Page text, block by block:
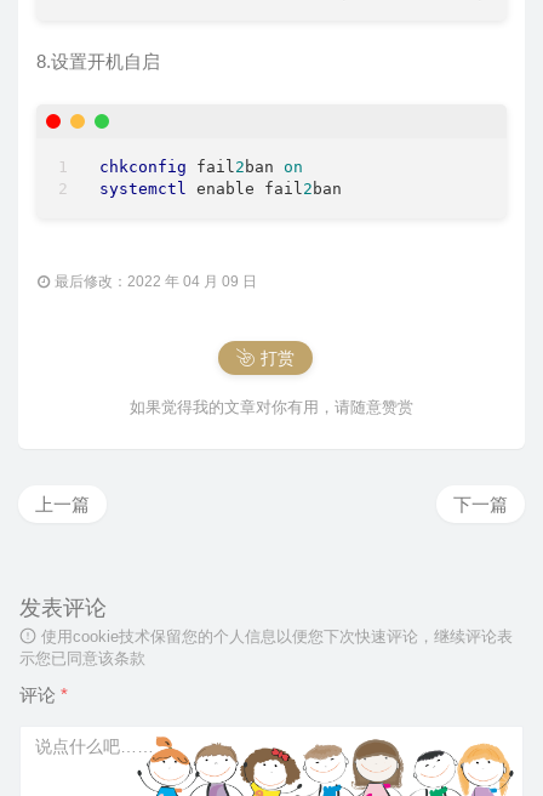
8.设置开机自启
chkconfig fail2 ban on
systemctl enable fail2 ban
最后修改：2022 年 04 月 09 日
打赏
如果觉得我的文章对你有用，请随意赞赏
下一篇
上一篇
发表评论
使用cookie技术保留您的个人信息以便您下次快速评论，继续评论表
示您已同意该条款
评论 *